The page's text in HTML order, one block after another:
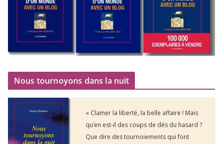
Nous tournoyons dans la nuit
« Clamer la liberté, la belle affaire ! Mais
qu’en est-il des coups de dés du hasard ?
Que dire des tournoiements qui font